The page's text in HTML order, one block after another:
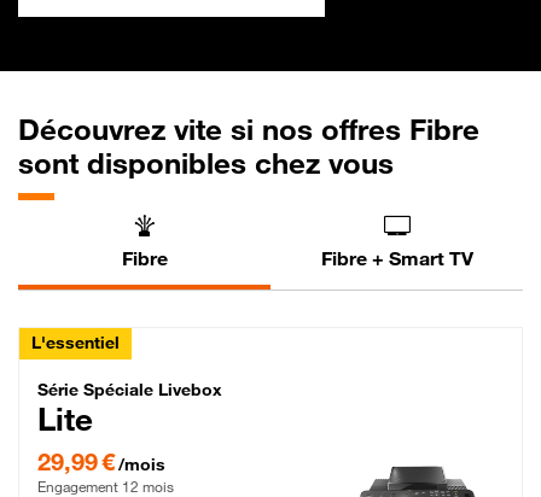
Découvrez vite si nos offres Fibre
sont disponibles chez vous
Fibre Fibre + Smart TV
L'essentiel
Série Spéciale Livebox Lite Fibre
Série Spéciale Livebox
Lite
29,99 €/mois
Engagement 12 mois